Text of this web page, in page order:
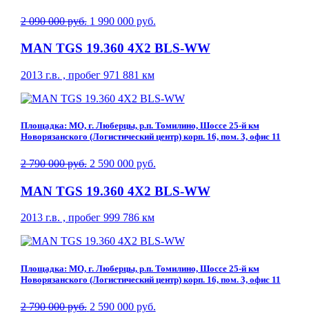
2 090 000 руб. 1 990 000 руб.
MAN TGS 19.360 4X2 BLS-WW
2013 г.в. , пробег 971 881 км
Площадка: МО, г. Люберцы, р.п. Томилино, Шоссе 25-й км
Новорязанского (Логистический центр) корп. 16, пом. 3, офис 11
2 790 000 руб. 2 590 000 руб.
MAN TGS 19.360 4X2 BLS-WW
2013 г.в. , пробег 999 786 км
Площадка: МО, г. Люберцы, р.п. Томилино, Шоссе 25-й км
Новорязанского (Логистический центр) корп. 16, пом. 3, офис 11
2 790 000 руб. 2 590 000 руб.